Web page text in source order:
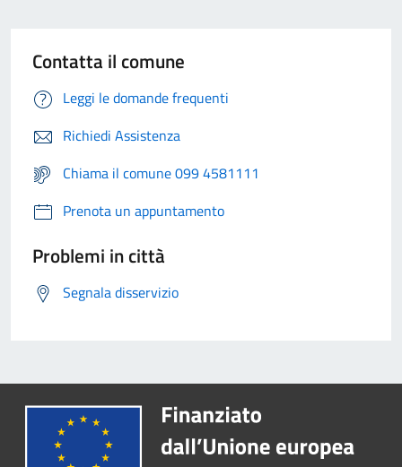
Contatta il comune
Leggi le domande frequenti
Richiedi Assistenza
Chiama il comune 099 4581111
Prenota un appuntamento
Problemi in città
Segnala disservizio